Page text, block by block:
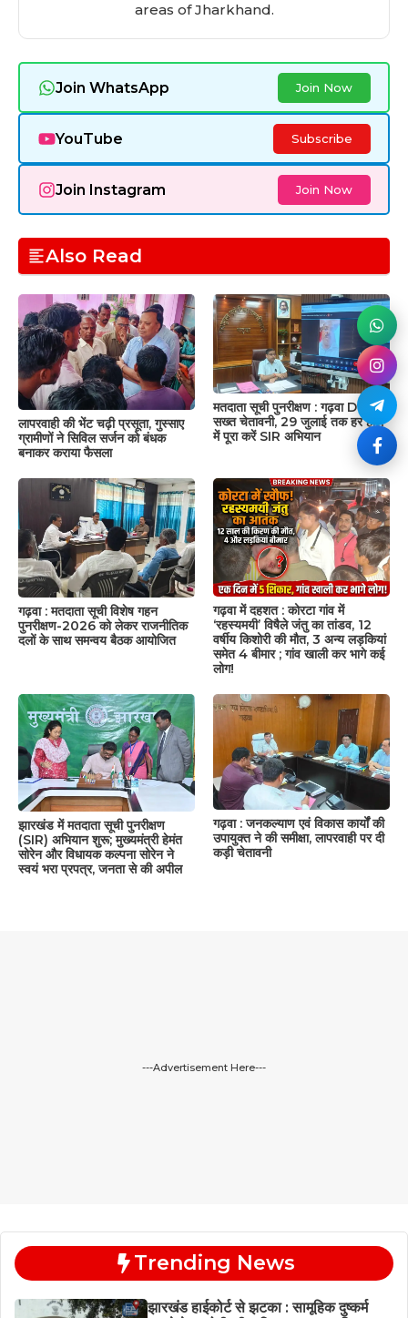
areas of Jharkhand.
Join WhatsApp Join Now
YouTube Subscribe
Join Instagram Join Now
Also Read
लापरवाही की भेंट चढ़ी प्रसूता, गुस्साए
ग्रामीणों ने सिविल सर्जन को बंधक
बनाकर कराया फैसला
मतदाता सूची पुनरीक्षण : गढ़वा DC की
सख्त चेतावनी, 29 जुलाई तक हर हाल
में पूरा करें SIR अभियान
गढ़वा : मतदाता सूची विशेष गहन
पुनरीक्षण-2026 को लेकर राजनीतिक
दलों के साथ समन्वय बैठक आयोजित
गढ़वा में दहशत : कोरटा गांव में
‘रहस्यमयी’ विषैले जंतु का तांडव, 12
वर्षीय किशोरी की मौत, 3 अन्य लड़कियां
समेत 4 बीमार ; गांव खाली कर भागे कई
लोग!
झारखंड में मतदाता सूची पुनरीक्षण
(SIR) अभियान शुरू; मुख्यमंत्री हेमंत
सोरेन और विधायक कल्पना सोरेन ने
स्वयं भरा प्रपत्र, जनता से की अपील
गढ़वा : जनकल्याण एवं विकास कार्यों की
उपायुक्त ने की समीक्षा, लापरवाही पर दी
कड़ी चेतावनी
---Advertisement Here---
Trending News
झारखंड हाईकोर्ट से झटका : सामूहिक दुष्कर्म